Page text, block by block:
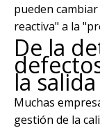
pueden
reactiva" a la
De la
la
Muchas
gestión de la